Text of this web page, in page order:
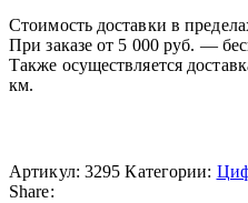
Стоимость доставки в
При заказе от 5 000 руб. —
Также осуществляется
км.
Артикул: 3295Категории:
Share: